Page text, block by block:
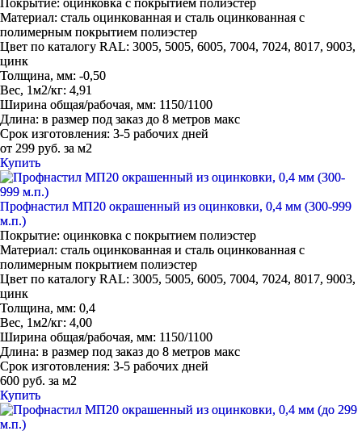
Покрытие: оцинковка с покрытием полиэстер
Материал: сталь оцинкованная и сталь оцинкованная с
полимерным покрытием полиэстер
Цвет по каталогу RAL: 3005, 5005, 6005, 7004, 7024, 8017, 9003,
цинк
Толщина, мм: -0,50
Вес, 1м2/кг: 4,91
Ширина общая/рабочая, мм: 1150/1100
Длина: в размер под заказ до 8 метров макс
Срок изготовления: 3-5 рабочих дней
от 299 руб. за м2
Купить
Профнастил МП20 окрашенный из оцинковки, 0,4 мм (300-999
м.п.)
Покрытие: оцинковка с покрытием полиэстер
Материал: сталь оцинкованная и сталь оцинкованная с
полимерным покрытием полиэстер
Цвет по каталогу RAL: 3005, 5005, 6005, 7004, 7024, 8017, 9003,
цинк
Толщина, мм: 0,4
Вес, 1м2/кг: 4,00
Ширина общая/рабочая, мм: 1150/1100
Длина: в размер под заказ до 8 метров макс
Срок изготовления: 3-5 рабочих дней
600 руб. за м2
Купить